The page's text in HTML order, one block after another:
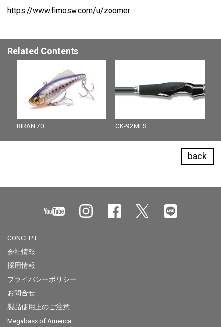
https://www.fimosw.com/u/zoomer
Related Contents
BIRAN 70 CK-92MLS
back
CONCEPT
会社情報
採用情報
プライバシーポリシー
お問合せ
製品使用上のご注意
Megabass of America